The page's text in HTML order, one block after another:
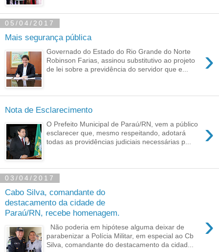
05/04/2017
Mais segurança pública
›
Governado do Estado do Rio Grande do Norte
Robinson Farias, assinou substitutivo ao projeto
de lei sobre a previdência do servidor que e...
Nota de Esclarecimento
›
O Prefeito Municipal de Paraú/RN, vem a público
esclarecer que, mesmo respeitando, adotará
todas as providências judiciais necessárias p...
03/04/2017
Cabo Silva, comandante do
destacamento da cidade de
Paraú/RN, recebe homenagem.
›
Não poderia em hipótese alguma deixar de
parabenizar a Polícia Militar, em especial ao Cb
Silva, comandante do destacamento da cidad...